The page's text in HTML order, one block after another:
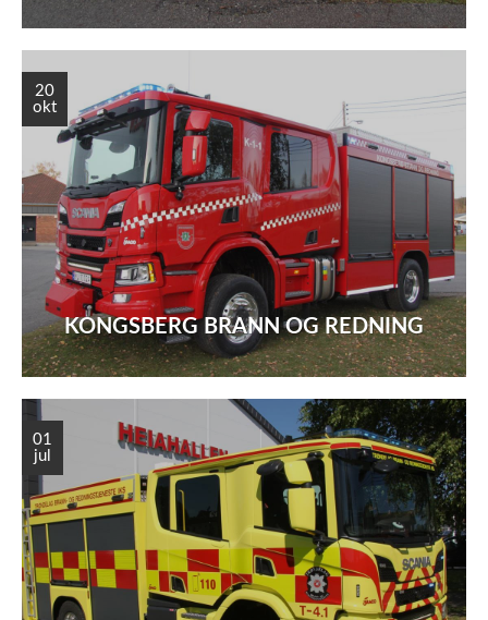
KONGSBERG BRANN OG REDNING
20
okt
01
jul